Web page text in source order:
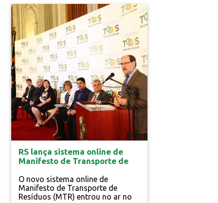
provoca mudanças climáticas e
coloca em risco o abastecimento
no Brasil Keli Magri Uma árvore
consegue absorver mais de três
mil litros de água de chuva,......
RS lança sistema online de
Manifesto de Transporte de
O novo sistema online de
Manifesto de Transporte de
Resíduos (MTR) entrou no ar no